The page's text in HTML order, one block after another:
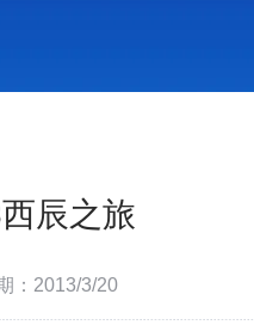
辰之旅
：2013/3/20